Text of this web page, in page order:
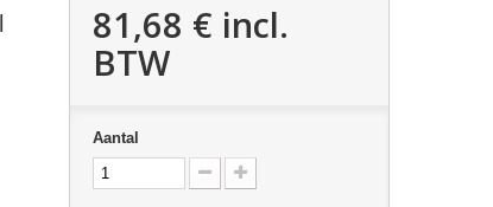
81,68 € incl.
BTW
Aantal